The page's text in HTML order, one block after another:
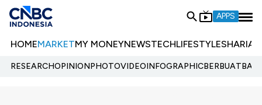
APPS
HOMEMARKETMY MONEYNEWSTECHLIFESTYLESHARIA
RESEARCHOPINIONPHOTOVIDEOINFOGRAPHIC